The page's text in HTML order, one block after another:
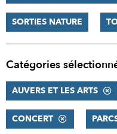
SORTIES NATURE
Catégories
AUVERS ET LES ARTS
CONCERT